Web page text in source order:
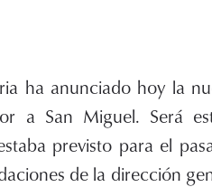
ha anunciado hoy la
a San Miguel. Será
previsto para el
de la dirección